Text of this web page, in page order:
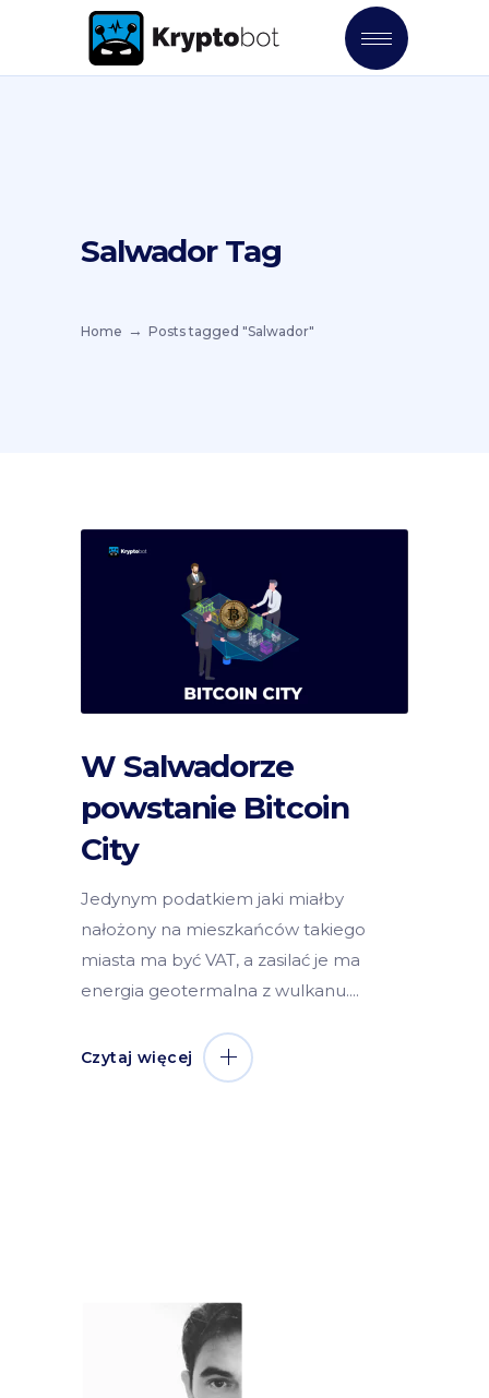
Salwador Tag
Home Posts tagged "Salwador"
W Salwadorze
powstanie Bitcoin
City
Jedynym podatkiem jaki miałby
nałożony na mieszkańców takiego
miasta ma być VAT, a zasilać je ma
energia geotermalna z wulkanu.
Czytaj więcej